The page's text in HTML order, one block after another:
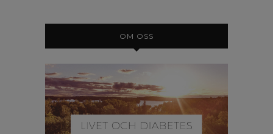
OM OSS